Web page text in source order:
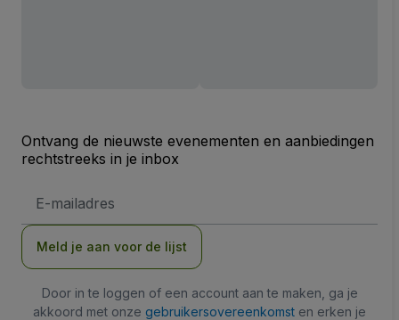
Ontvang de nieuwste evenementen en aanbiedingen
rechtstreeks in je inbox
mailadres
Meld je aan voor de lijst
Door in te loggen of een account aan te maken, ga je
akkoord met onze gebruikersovereenkomst en erken je